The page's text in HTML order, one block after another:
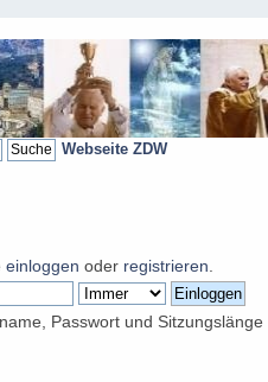
Webseite ZDW
einloggen oder registrieren
Passwort und Sitzungslänge